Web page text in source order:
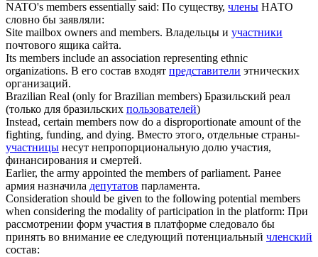
NATO's members essentially said: По существу, члены НАТО
словно бы заявляли:
Site mailbox owners and members. Владельцы и участники
почтового ящика сайта.
Its members include an association representing ethnic
organizations. В его состав входят представители этнических
организаций.
Brazilian Real (only for Brazilian members) Бразильский реал
(только для бразильских пользователей)
Instead, certain members now do a disproportionate amount of the
fighting, funding, and dying. Вместо этого, отдельные страны-
участницы несут непропорциональную долю участия,
финансирования и смертей.
Earlier, the army appointed the members of parliament. Ранее
армия назначила депутатов парламента.
Consideration should be given to the following potential members
when considering the modality of participation in the platform: При
рассмотрении форм участия в платформе следовало бы
принять во внимание ее следующий потенциальный членский
состав: